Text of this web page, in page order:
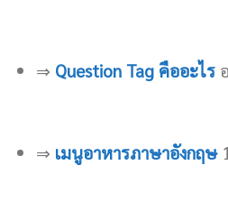
⇒ Question Tag คืออะไร
⇒ เมนูอาหารภาษาอังกฤษ